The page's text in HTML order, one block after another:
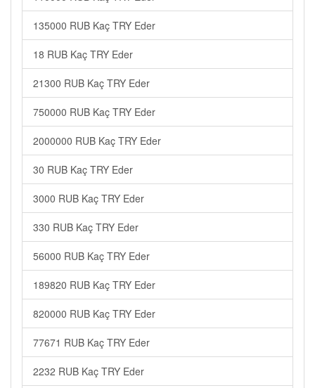
135000 RUB Kaç TRY Eder
18 RUB Kaç TRY Eder
21300 RUB Kaç TRY Eder
750000 RUB Kaç TRY Eder
2000000 RUB Kaç TRY Eder
30 RUB Kaç TRY Eder
3000 RUB Kaç TRY Eder
330 RUB Kaç TRY Eder
56000 RUB Kaç TRY Eder
189820 RUB Kaç TRY Eder
820000 RUB Kaç TRY Eder
77671 RUB Kaç TRY Eder
2232 RUB Kaç TRY Eder